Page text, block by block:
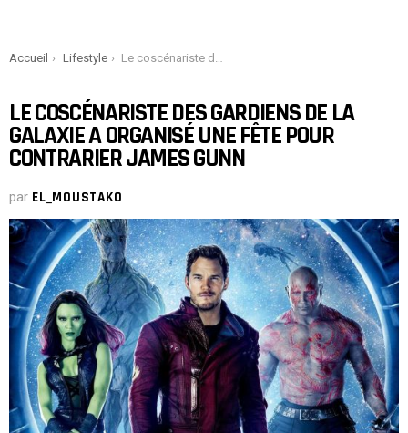
You are here:
Accueil Lifestyle Le coscénariste des Gardiens de la Galaxie a organisé une fête pour contrarier James Gunn
LE COSCÉNARISTE DES GARDIENS DE LA
GALAXIE A ORGANISÉ UNE FÊTE POUR
CONTRARIER JAMES GUNN
par EL_MOUSTAKO